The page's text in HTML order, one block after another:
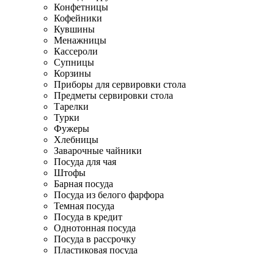
Конфетницы
Кофейники
Кувшины
Менажницы
Кассероли
Супницы
Корзины
Приборы для сервировки стола
Предметы сервировки стола
Тарелки
Турки
Фужеры
Хлебницы
Заварочные чайники
Посуда для чая
Штофы
Барная посуда
Посуда из белого фарфора
Темная посуда
Посуда в кредит
Однотонная посуда
Посуда в рассрочку
Пластиковая посуда